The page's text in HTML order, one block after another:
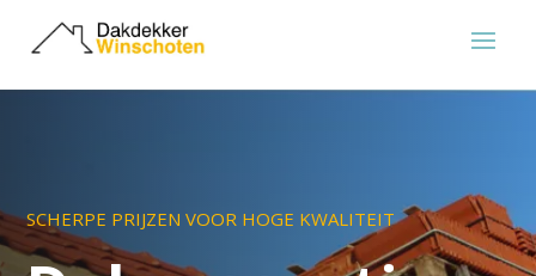
SCHERPE PRIJZEN VOOR HOGE KWALITEIT